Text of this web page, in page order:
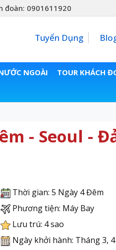
đoàn: 0901611920
Tuyển Dụng
NGOÀI TOUR KHÁCH
- Seoul -
Thời gian: 5 Ngày 4 Đêm
Phương tiện: Máy Bay
Lưu trú: 4 sao
Ngày khởi hành: Tháng 3, 4